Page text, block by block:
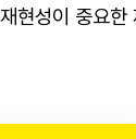
현성이 중요한